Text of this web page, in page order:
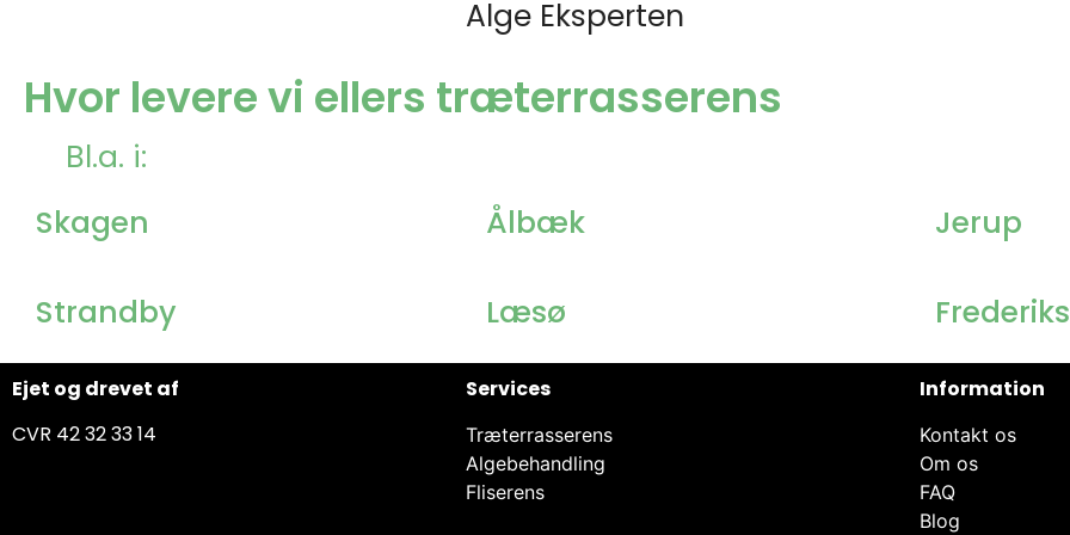
Alge Eksperten
Hvor levere vi ellers træterrasserens
Bl.a. i:
Skagen
Ålbæk Jerup
Strandby Læsø
Ejet og drevet af
CVR 42 32 33 14
Services
Træterrasserens
Algebehandling
Fliserens
Information
Kontakt os
Om os
FAQ
Blog